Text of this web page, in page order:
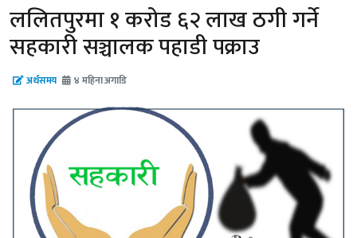
ललितपुरमा १ करोड ६२ लाख ठगी गर्ने
सहकारी सञ्चालक पहाडी पक्राउ
अर्थसमय ४ महिना अगाडि